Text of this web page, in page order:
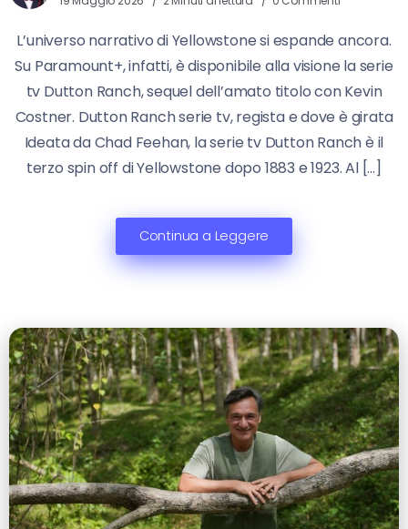
L’universo narrativo di Yellowstone si espande ancora.
Su Paramount+, infatti, è disponibile alla visione la serie
tv Dutton Ranch, sequel dell’amato titolo con Kevin
Costner. Dutton Ranch serie tv, regista e dove è girata
Ideata da Chad Feehan, la serie tv Dutton Ranch è il
terzo spin off di Yellowstone dopo 1883 e 1923. Al […]
Continua a Leggere